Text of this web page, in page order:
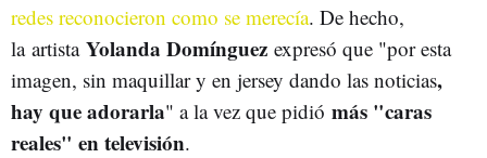
redes reconocieron como se merecía. De hecho,
la artista Yolanda Domínguez expresó que "por esta
imagen, sin maquillar y en jersey dando las noticias,
hay queadorarla" a la vez que pidió más "caras
reales" en televisión.